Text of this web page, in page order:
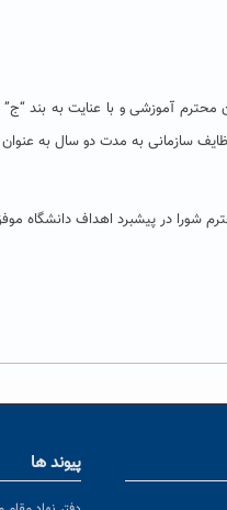
سازمانی به مدت دو سال به
شورا در پیشبرد اهداف دانشگاه
پیوند ها